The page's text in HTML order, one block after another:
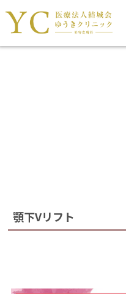
顎下Vリフト